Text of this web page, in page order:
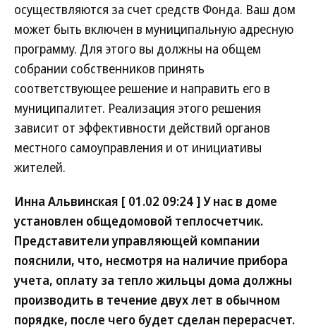
осуществляются за счет средств Фонда. Ваш дом
может быть включен в муниципальную адресную
программу. Для этого вы должны на общем
собрании собственников принять
соответствующее решение и направить его в
муниципалитет. Реализация этого решения
зависит от эффективности действий органов
местного самоуправления и от инициативы
жителей.
Инна Альвинская [ 01.02 09:24 ] У нас в доме
установлен общедомовой теплосчетчик.
Представители управляющей компании
пояснили, что, несмотря на наличие прибора
учета, оплату за тепло жильцы дома должны
производить в течение двух лет в обычном
порядке, после чего будет сделан перерасчет.